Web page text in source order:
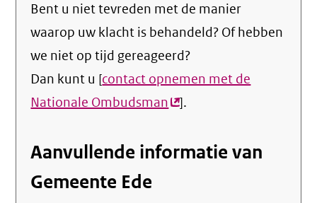
Bent u niet tevreden met de manier
waarop uw klacht is behandeld? Of hebben
we niet op tijd gereageerd?
Dan kunt u [contact opnemen met de
Nationale Ombudsman(externe
].
Aanvullende informatie van
Gemeente Ede